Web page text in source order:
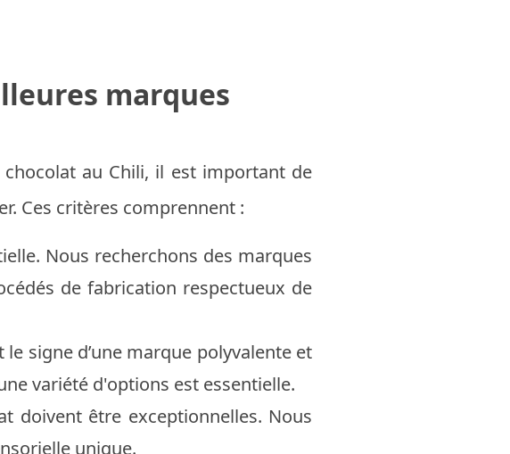
marques
au Chili, il est important de
Ces critères comprennent :
Nous recherchons des marques
de fabrication respectueux de
signe d’une marque polyvalente et
variété d'options est essentielle.
doivent être exceptionnelles. Nous
unique.